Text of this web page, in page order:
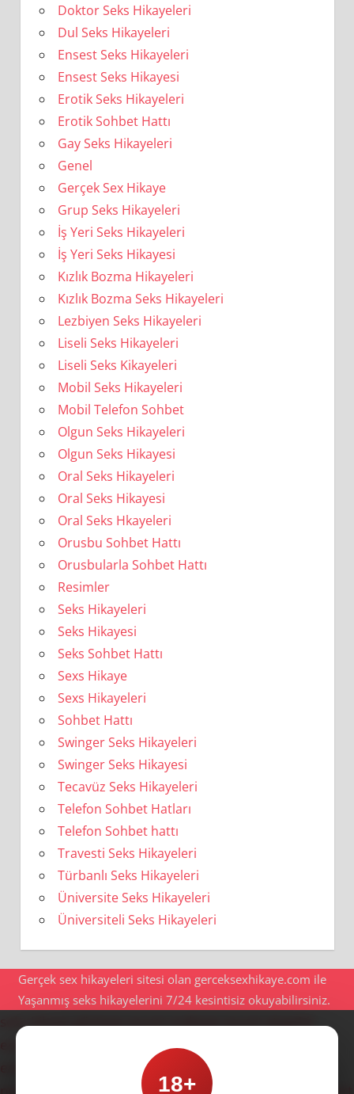
Doktor Seks Hikayeleri
Dul Seks Hikayeleri
Ensest Seks Hikayeleri
Ensest Seks Hikayesi
Erotik Seks Hikayeleri
Erotik Sohbet Hattı
Gay Seks Hikayeleri
Genel
Gerçek Sex Hikaye
Grup Seks Hikayeleri
İş Yeri Seks Hikayeleri
İş Yeri Seks Hikayesi
Kızlık Bozma Hikayeleri
Kızlık Bozma Seks Hikayeleri
Lezbiyen Seks Hikayeleri
Liseli Seks Hikayeleri
Liseli Seks Kikayeleri
Mobil Seks Hikayeleri
Mobil Telefon Sohbet
Olgun Seks Hikayeleri
Olgun Seks Hikayesi
Oral Seks Hikayeleri
Oral Seks Hikayesi
Oral Seks Hkayeleri
Orusbu Sohbet Hattı
Orusbularla Sohbet Hattı
Resimler
Seks Hikayeleri
Seks Hikayesi
Seks Sohbet Hattı
Sexs Hikaye
Sexs Hikayeleri
Sohbet Hattı
Swinger Seks Hikayeleri
Swinger Seks Hikayesi
Tecavüz Seks Hikayeleri
Telefon Sohbet Hatları
Telefon Sohbet hattı
Travesti Seks Hikayeleri
Türbanlı Seks Hikayeleri
Üniversite Seks Hikayeleri
Üniversiteli Seks Hikayeleri
Gerçek sex hikayeleri sitesi olan gerceksexhikaye.com ile
Yaşanmış seks hikayelerini 7/24 kesintisiz okuyabilirsiniz.
18+
seks hikayegöztepe escortmaltepe escortataşehir
anadolu yakası escortümraniye escort
kadıköy escort